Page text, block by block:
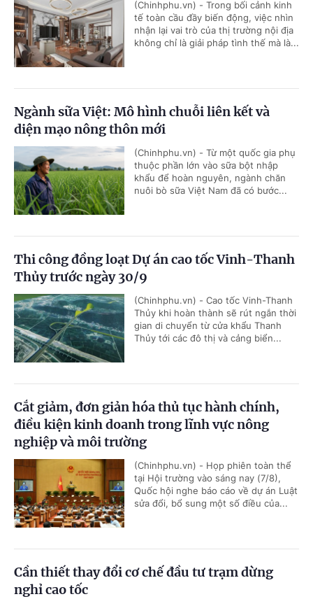
(Chinhphu.vn) - Trong bối cảnh kinh
tế toàn cầu đầy biến động, việc nhìn
nhận lại vai trò của thị trường nội địa
không chỉ là giải pháp tình thế mà là...
Ngành sữa Việt: Mô hình chuỗi liên kết và
diện mạo nông thôn mới
(Chinhphu.vn) - Từ một quốc gia phụ
thuộc phần lớn vào sữa bột nhập
khẩu để hoàn nguyên, ngành chăn
nuôi bò sữa Việt Nam đã có bước...
Thi công đồng loạt Dự án cao tốc Vinh-Thanh
Thủy trước ngày 30/9
(Chinhphu.vn) - Cao tốc Vinh-Thanh
Thủy khi hoàn thành sẽ rút ngắn thời
gian di chuyển từ cửa khẩu Thanh
Thủy tới các đô thị và cảng biển...
Cắt giảm, đơn giản hóa thủ tục hành chính,
điều kiện kinh doanh trong lĩnh vực nông
nghiệp và môi trường
(Chinhphu.vn) - Họp phiên toàn thể
tại Hội trường vào sáng nay (7/8),
Quốc hội nghe báo cáo về dự án Luật
sửa đổi, bổ sung một số điều của...
Cần thiết thay đổi cơ chế đầu tư trạm dừng
nghỉ cao tốc